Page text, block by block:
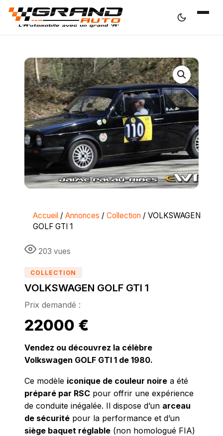
Accueil / Annonces / Collection / VOLKSWAGEN
GOLF GTI 1
203 vues
COLLECTION
VOLKSWAGEN GOLF GTI 1
22000 €
Vendez ou découvrez la célèbre
Volkswagen GOLF GTI 1 de 1980.
Ce modèle iconique de couleur noire a été
préparé par RSC pour offrir une expérience
de conduite inégalée. Il dispose d’un arceau
de sécurité pour la performance et d’un
siège baquet réglable (non homologué FIA)